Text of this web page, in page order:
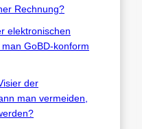
Rechnung?
elektronischen
GoBD-konform
der
man vermeiden,